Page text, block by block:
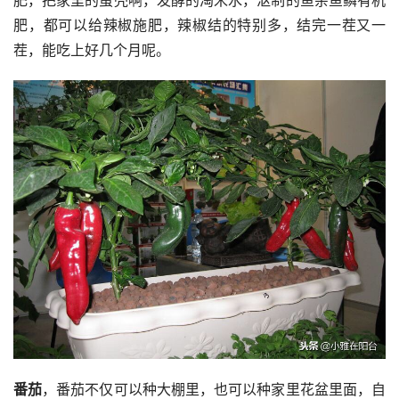
肥，都可以给辣椒施肥，辣椒结的特别多，结完一茬又一
茬，能吃上好几个月呢。
番茄，番茄不仅可以种大棚里，也可以种家里花盆里面，自